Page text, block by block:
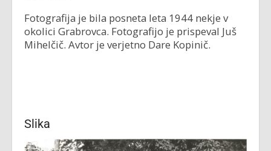
Fotografija je bila posneta leta 1944 nekje v
okolici Grabrovca. Fotografijo je prispeval Juš
Mihelčič. Avtor je verjetno Dare Kopinič.
Slika